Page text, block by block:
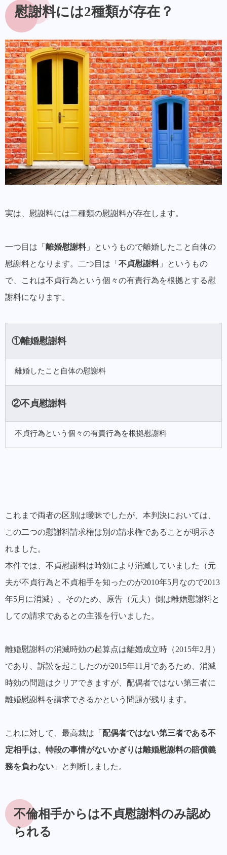
慰謝料には2種類が存在？
実は、慰謝料には二種類の慰謝料が存在します。
一つ目は「 離婚慰謝料 」というもので離婚したこと自体の
慰謝料となります。二つ目は「 不貞慰謝料 」というもの
で、これは不貞行為という個々の有責行為を根拠とする慰
謝料になります。
①離婚慰謝料
離婚したこと自体の慰謝料
②不貞慰謝料
不貞行為という個々の有責行為を根拠慰謝料
これまで両者の区別は曖昧でしたが、 本判決においては、
この二つの慰謝料請求権は別の請求権であることが明示さ
れました。
本件では、不貞慰謝料は時効により消滅していました（元
夫が不貞行為と不貞相手を知ったのが2010年5月なので2013
年5月に消滅）。そのため、原告（元夫）側は離婚慰謝料と
しての請求であるとの主張を行いました。
離婚慰謝料の消滅時効の起算点は離婚成立時（2015年2月）
であり、訴訟を起こしたのが2015年11月であるため、消滅
時効の問題はクリアできますが、配偶者ではない第三者に
離婚慰謝料を請求できるかという問題が残ります。
これに対して、最高裁は「 配偶者ではない第三者である不
定相手は、特段の事情がないかぎりは離婚慰謝料の賠償義
務を負わない 」と判断しました。
不倫相手からは不貞慰謝料のみ認め
られる